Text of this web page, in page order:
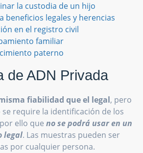
la custodia de un hijo
beneficios legales y herencias
en el registro civil
familiar
paterno
de ADN Privada
fiabilidad que el legal, pero
se require la identificación de los
ello que no se podrá usar en un
legal. Las muestras pueden ser
por cualquier persona.